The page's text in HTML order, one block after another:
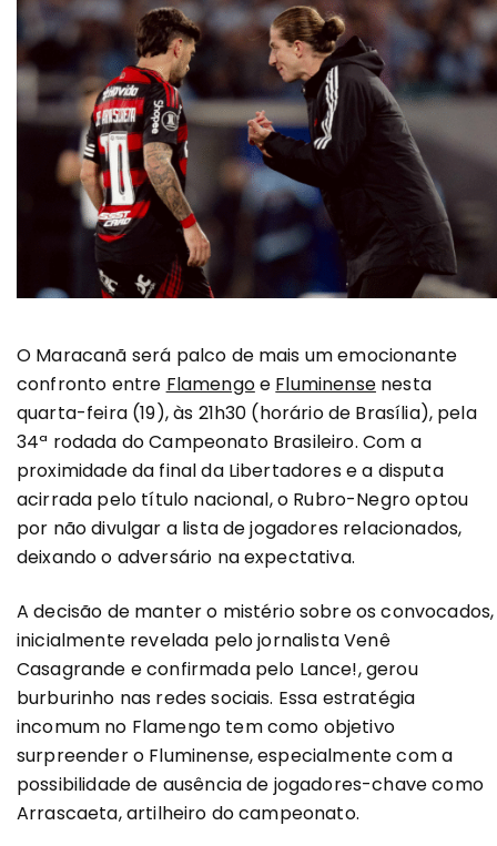
O Maracanã será palco de mais um emocionante
confronto entre Flamengoe Fluminensenesta
quarta-feira (19), às 21h30 (horário de Brasília), pela
34ª rodada do Campeonato Brasileiro. Com a
proximidade da final da Libertadores e a disputa
acirrada pelo título nacional, o Rubro-Negro optou
por não divulgar a lista de jogadores relacionados,
deixando o adversário na expectativa.
A decisão de manter o mistério sobre os convocados,
inicialmente revelada pelo jornalista Venê
Casagrande e confirmada pelo Lance!, gerou
burburinho nas redes sociais. Essa estratégia
incomum no Flamengo tem como objetivo
surpreender o Fluminense, especialmente com a
possibilidade de ausência de jogadores-chave como
Arrascaeta, artilheiro do campeonato.